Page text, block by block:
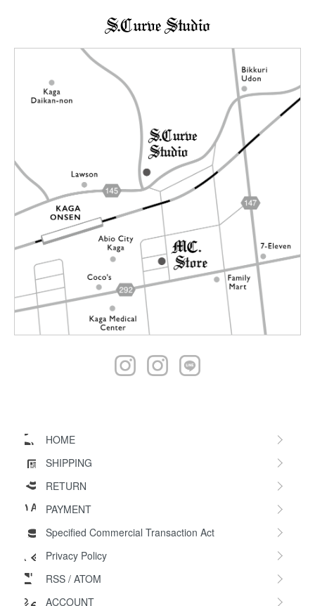
HOME
SHIPPING
RETURN
PAYMENT
Specified Commercial Transaction Act
Privacy Policy
RSS / ATOM
ACCOUNT